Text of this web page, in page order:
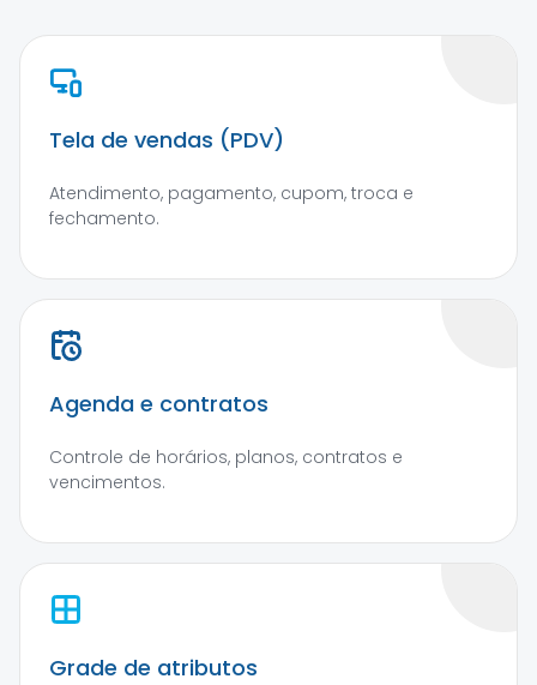
Tela de vendas (PDV)
Atendimento, pagamento, cupom, troca e
fechamento.
Agenda e contratos
Controle de horários, planos, contratos e
vencimentos.
Grade de atributos